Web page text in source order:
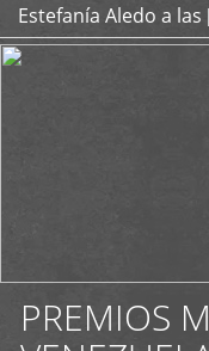
Estefanía Aledo a
PREMIOS